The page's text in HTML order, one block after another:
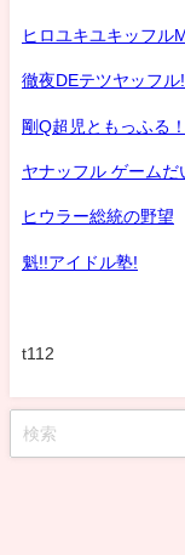
ヒロユキユキッフル
徹夜DEテツヤッフル
剛Q超児ともっふる！
ヤナッフル ゲームだ
ヒウラー総統の野望
魁!!アイドル塾!
t112